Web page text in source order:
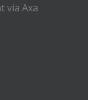
via Axa